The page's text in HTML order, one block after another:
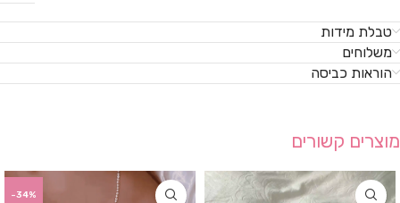
טבלת מידות
משלוחים
הוראות כביסה
מוצרים קשורים
-34%